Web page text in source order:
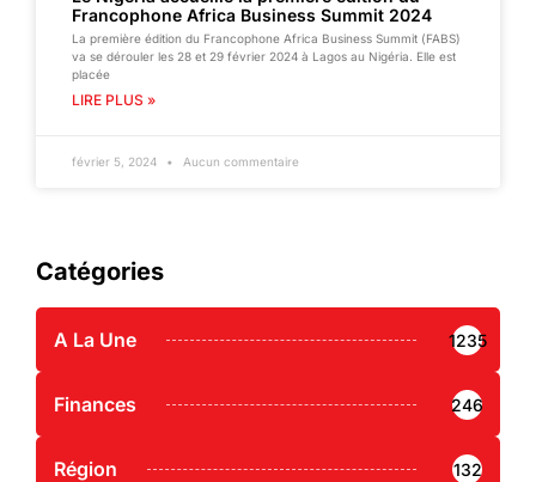
Francophone Africa Business Summit 2024
La première édition du Francophone Africa Business Summit (FABS)
va se dérouler les 28 et 29 février 2024 à Lagos au Nigéria. Elle est
placée
LIRE PLUS »
février 5, 2024 Aucun commentaire
Catégories
A La Une 1235
Finances 246
Région 132